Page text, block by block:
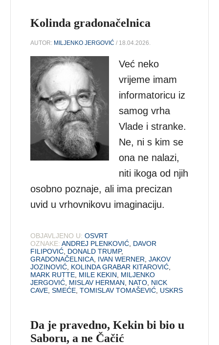
Kolinda gradonačelnica
AUTOR: MILJENKO JERGOVIĆ / 18.04.2026.
Već neko
vrijeme imam
informatoricu iz
samog vrha
Vlade i stranke.
Ne, ni s kim se
ona ne nalazi,
niti ikoga od njih
osobno poznaje, ali ima precizan
uvid u vrhovnikovu imaginaciju.
OBJAVLJENO U: OSVRT
OZNAKE: ANDREJ PLENKOVIĆ DAVOR
FILIPOVIĆ DONALD TRUMP,
GRADONAČELNICA IVAN WERNER ,JAKOV
JOZINOVIĆ KOLINDA GRABAR KITAROVIĆ
MARK RUTTE MILE KEKIN
MILJENKO
JERGOVIĆ MISLAV HERMAN NATO NICK
CAVE ,SMEĆE ,TOMISLAV TOMAŠEVIĆ USKRS
Da je pravedno, Kekin bi bio u
Saboru, a ne Čačić